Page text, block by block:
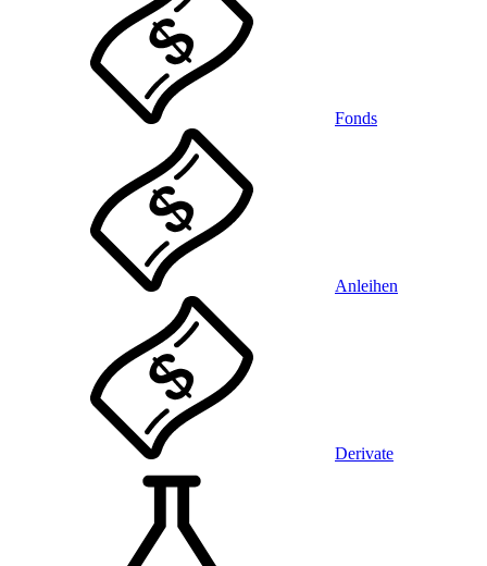
Fonds
Anleihen
Derivate